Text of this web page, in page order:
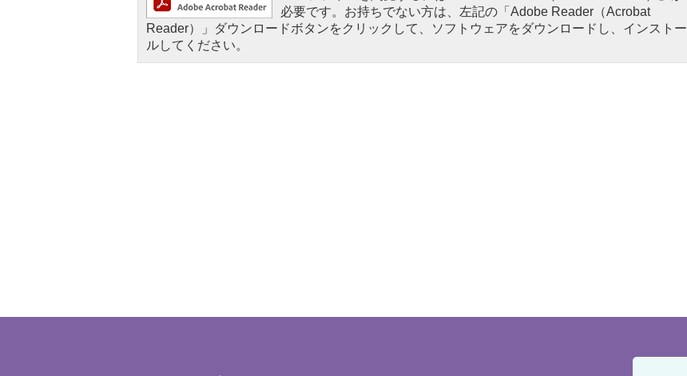
必要です。お持ちでない方は、左記の「Adobe Reader（Acrobat
Reader）」ダウンロードボタンをクリックして、ソフトウェアをダウンロードし、インストー
ルしてください。